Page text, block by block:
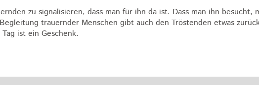
zu signalisieren, dass man für ihn da ist. Dass man ihn
trauernder Menschen gibt auch den Tröstenden etwas
ist ein Geschenk.